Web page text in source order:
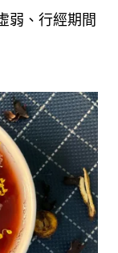
弱、行經期間